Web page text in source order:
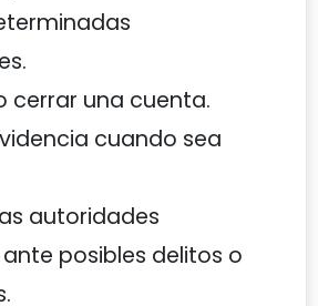
cerrar una cuenta.
cuando sea
autoridades
posibles delitos o